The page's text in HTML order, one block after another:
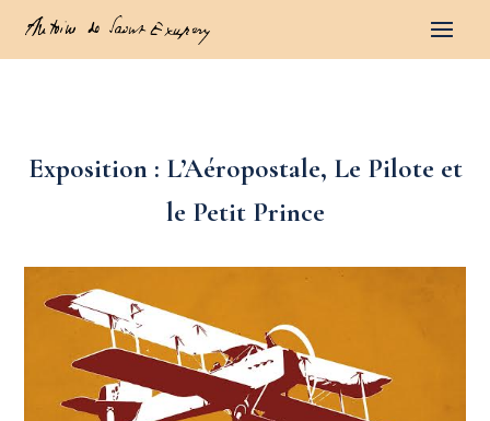
Exposition : L’Aéropostale, Le Pilote et
le Petit Prince